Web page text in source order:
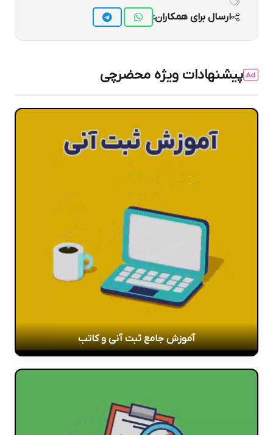
ارسال برای همکاران:
پیشنهادات ویژه محضرچی
آموزش جامع ثبت آنی و کاتب